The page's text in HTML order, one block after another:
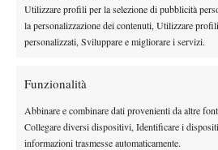
Utilizzare profili per la selezione di pubblicità
la personalizzazione dei contenuti, Utilizzare
personalizzati, Sviluppare e migliorare i servizi.
Funzionalità
Abbinare e combinare dati provenienti da altre
Collegare diversi dispositivi, Identificare i
informazioni trasmesse automaticamente.